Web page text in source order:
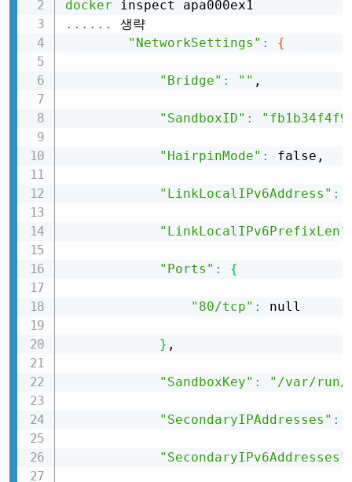
docker
.. .. ..
생략
"NetworkSettings" : {
"Bridge" : "" ,
"SandboxID" :
"HairpinMode" : false,
"LinkLocalIPv6Address" :
"LinkLocalIPv6PrefixLen"
"Ports" : {
"80/tcp" : null
} ,
"SandboxKey" : "/var/run/
"SecondaryIPAddresses" :
"SecondaryIPv6Addresses"